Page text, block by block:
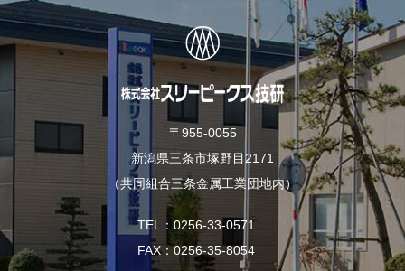
〒955-0055
新潟県三条市塚野目2171
（共同組合三条金属工業団地内）
TEL
0256-33-0571
FAX
0256-35-8054